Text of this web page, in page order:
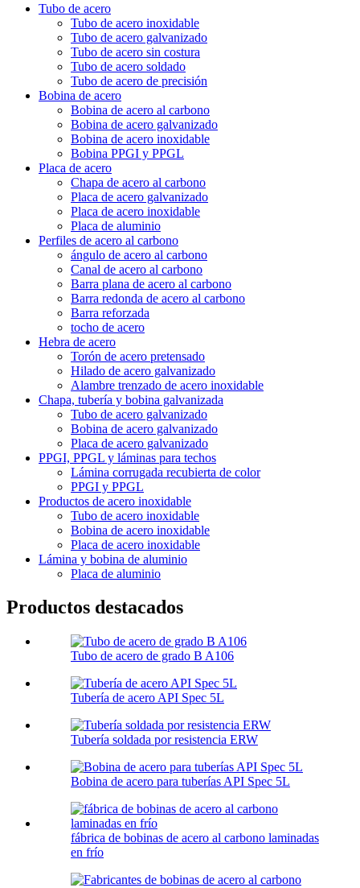
Tubo de acero
Tubo de acero inoxidable
Tubo de acero galvanizado
Tubo de acero sin costura
Tubo de acero soldado
Tubo de acero de precisión
Bobina de acero
Bobina de acero al carbono
Bobina de acero galvanizado
Bobina de acero inoxidable
Bobina PPGI y PPGL
Placa de acero
Chapa de acero al carbono
Placa de acero galvanizado
Placa de acero inoxidable
Placa de aluminio
Perfiles de acero al carbono
ángulo de acero al carbono
Canal de acero al carbono
Barra plana de acero al carbono
Barra redonda de acero al carbono
Barra reforzada
tocho de acero
Hebra de acero
Torón de acero pretensado
Hilado de acero galvanizado
Alambre trenzado de acero inoxidable
Chapa, tubería y bobina galvanizada
Tubo de acero galvanizado
Bobina de acero galvanizado
Placa de acero galvanizado
PPGI, PPGL y láminas para techos
Lámina corrugada recubierta de color
PPGI y PPGL
Productos de acero inoxidable
Tubo de acero inoxidable
Bobina de acero inoxidable
Placa de acero inoxidable
Lámina y bobina de aluminio
Placa de aluminio
Productos destacados
Tubo de acero de grado B A106
Tubería de acero API Spec 5L
Tubería soldada por resistencia ERW
Bobina de acero para tuberías API Spec 5L
fábrica de bobinas de acero al carbono laminadas
en frío